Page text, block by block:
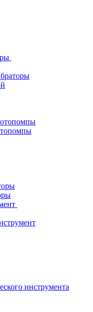
инструмента